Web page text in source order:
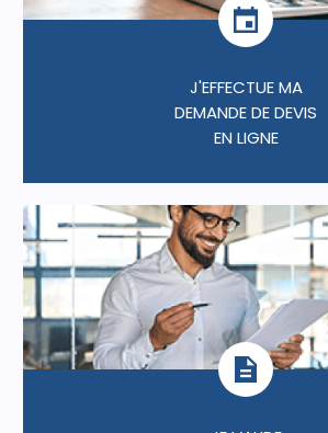
J'EFFECTUE MA
DEMANDE DE DEVIS
EN LIGNE